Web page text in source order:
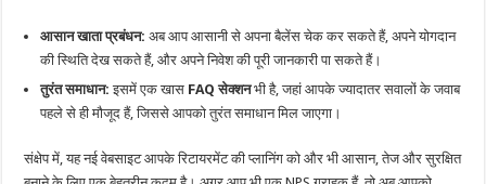
आसान खाता प्रबंधन: अब आप आसानी से अपना बैलेंस चेक कर सकते हैं, अपने योगदान
की स्थिति देख सकते हैं, और अपने निवेश की पूरी जानकारी पा सकते हैं।
तुरंत समाधान: इसमें एक खास FAQ सेक्शनभी है, जहां आपके ज्यादातर सवालों के जवाब
पहले से ही मौजूद हैं, जिससे आपको तुरंत समाधान मिल जाएगा।
संक्षेप में, यह नई वेबसाइट आपके रिटायरमेंट की प्लानिंग को और भी आसान, तेज और सुरक्षित